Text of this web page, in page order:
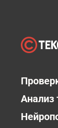
Анализ